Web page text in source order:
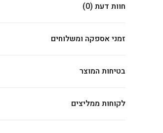
חוות דעת (0)
זמני אספקה ומשלוחים
בטיחות המוצר
לקוחות ממליצים